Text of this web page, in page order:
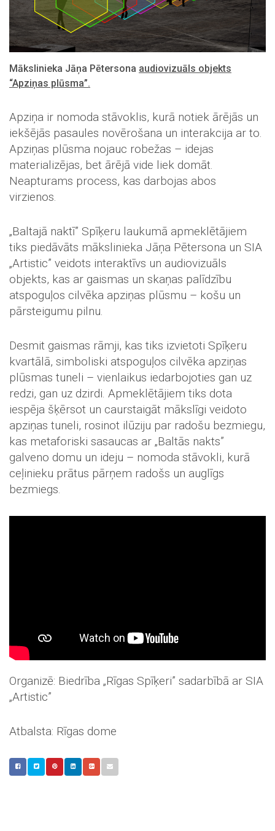
Mākslinieka Jāņa Pētersona audiovizuāls objekts
“Apziņas plūsma”.
Apziņa ir nomoda stāvoklis, kurā notiek ārējās un
iekšējās pasaules novērošana un interakcija ar to.
Apziņas plūsma nojauc robežas – idejas
materializējas, bet ārējā vide liek domāt.
Neapturams process, kas darbojas abos
virzienos.
„Baltajā naktī” Spīķeru laukumā apmeklētājiem
tiks piedāvāts mākslinieka Jāņa Pētersona un SIA
„Artistic” veidots interaktīvs un audiovizuāls
objekts, kas ar gaismas un skaņas palīdzību
atspoguļos cilvēka apziņas plūsmu – košu un
pārsteigumu pilnu.
Desmit gaismas rāmji, kas tiks izvietoti Spīķeru
kvartālā, simboliski atspoguļos cilvēka apziņas
plūsmas tuneli – vienlaikus iedarbojoties gan uz
redzi, gan uz dzirdi. Apmeklētājiem tiks dota
iespēja šķērsot un caurstaigāt mākslīgi veidoto
apziņas tuneli, rosinot ilūziju par radošu bezmiegu,
kas metaforiski sasaucas ar „Baltās nakts”
galveno domu un ideju – nomoda stāvokli, kurā
ceļinieku prātus pārņem radošs un auglīgs
bezmiegs.
Organizē: Biedrība „Rīgas Spīķeri” sadarbībā ar SIA
„Artistic”
Atbalsta: Rīgas dome